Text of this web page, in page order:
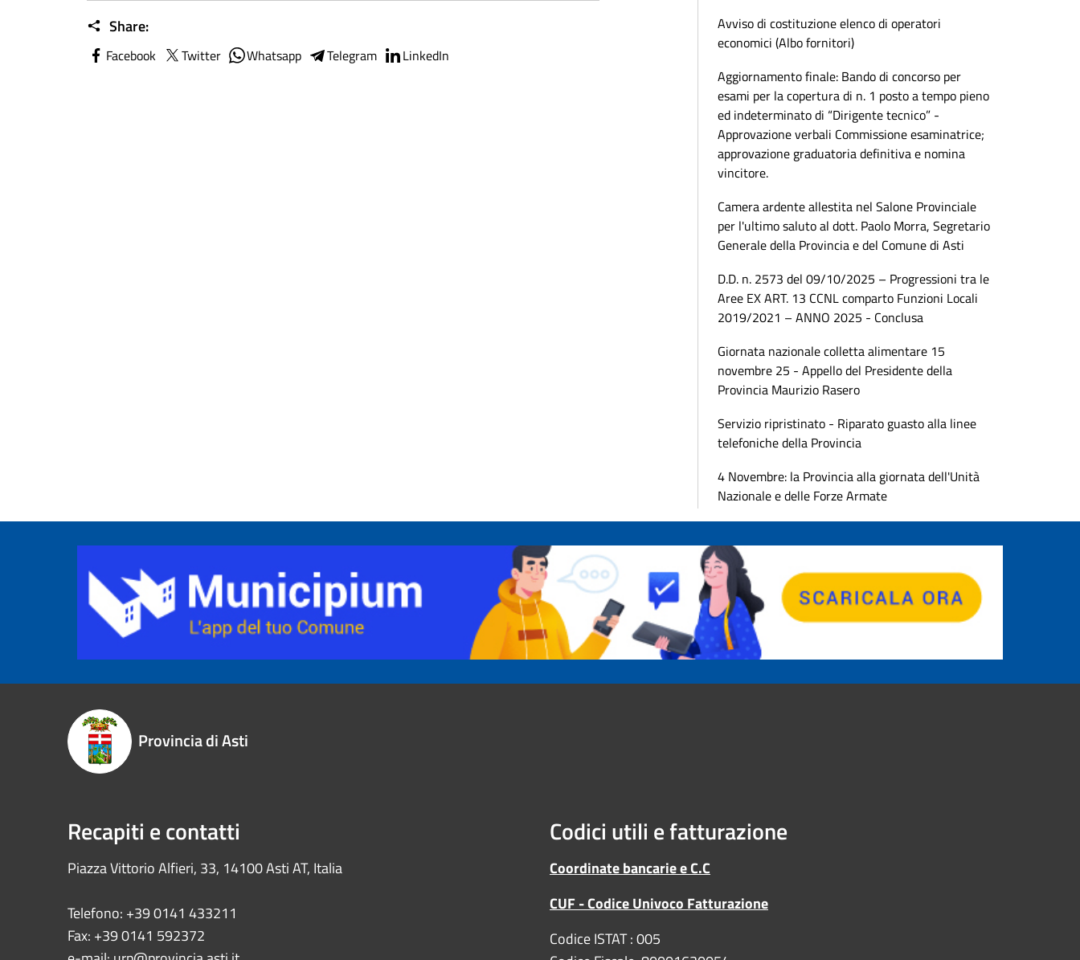
Share:
Facebook Twitter Whatsapp Telegram LinkedIn
Avviso di costituzione elenco di operatori
economici (Albo fornitori)
Aggiornamento finale: Bando di concorso per
esami per la copertura di n. 1 posto a tempo pieno
ed indeterminato di “Dirigente tecnico” -
Approvazione verbali Commissione esaminatrice;
approvazione graduatoria definitiva e nomina
vincitore.
Camera ardente allestita nel Salone Provinciale
per l'ultimo saluto al dott. Paolo Morra, Segretario
Generale della Provincia e del Comune di Asti
D.D. n. 2573 del 09/10/2025 – Progressioni tra le
Aree EX ART. 13 CCNL comparto Funzioni Locali
2019/2021 – ANNO 2025 - Conclusa
Giornata nazionale colletta alimentare 15
novembre 25 - Appello del Presidente della
Provincia Maurizio Rasero
Servizio ripristinato - Riparato guasto alla linee
telefoniche della Provincia
4 Novembre: la Provincia alla giornata dell'Unità
Nazionale e delle Forze Armate
Provincia di Asti
Recapiti e contatti
Piazza Vittorio Alfieri, 33, 14100 Asti AT, Italia
Telefono: +39 0141 433211
Fax: +39 0141 592372
Codici utili e fatturazione
Coordinate bancarie e C.C
CUF - Codice Univoco Fatturazione
Codice ISTAT : 005